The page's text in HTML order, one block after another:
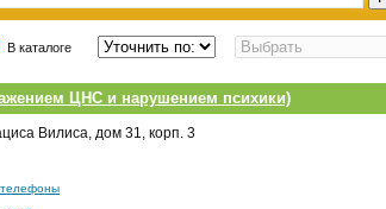
В каталоге
ЦНС и нарушением психики)
Вилиса, дом 31, корп. 3
телефоны